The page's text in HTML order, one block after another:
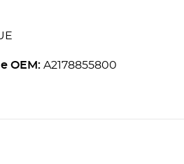
OEM: A2178855800